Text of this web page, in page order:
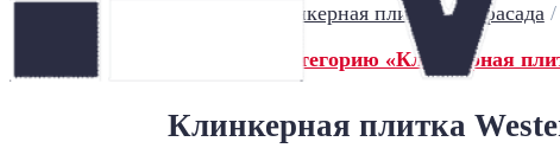
Клинкерная плитка для фасада/
← Назад в категорию «Клинкерная
Клинкерная плитка